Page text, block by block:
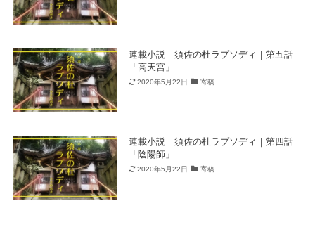
連載小説 須佐の杜ラプソディ｜第五話
「高天宮」
2020年5月22日 寄稿
連載小説 須佐の杜ラプソディ｜第四話
「陰陽師」
2020年5月22日 寄稿